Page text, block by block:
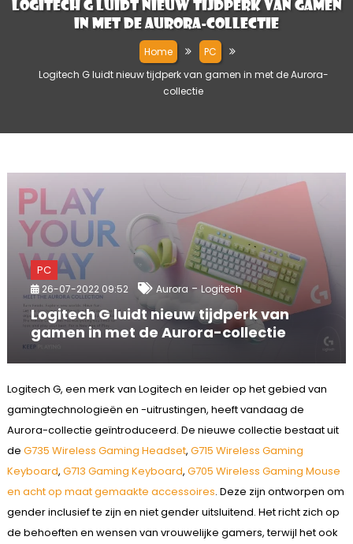
Logitech G luidt nieuw tijdperk van gamen
in met de Aurora-collectie
Home
PC
Logitech G luidt nieuw tijdperk van gamen in met de Aurora-
collectie
PC
26-07-2022 09:52 Aurora - Logitech
Logitech G luidt nieuw tijdperk van
gamen in met de Aurora-collectie
Logitech G, een merk van Logitech en leider op het gebied van
gamingtechnologieën en -uitrustingen, heeft vandaag de
Aurora-collectie geïntroduceerd. De nieuwe collectie bestaat uit
de G735 Wireless Gaming Headset, G715 Wireless Gaming
Keyboard, G713 Gaming Keyboard, G705 Wireless Gaming Mouse
en acht op maat gemaakte accessoires. Deze zijn ontworpen om
gender inclusief te zijn en niet gender uitsluitend. Het richt zich op
de behoeften en wensen van vrouwelijke gamers, terwijl het ook